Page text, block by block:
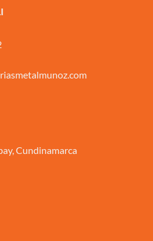
Cundinamarca